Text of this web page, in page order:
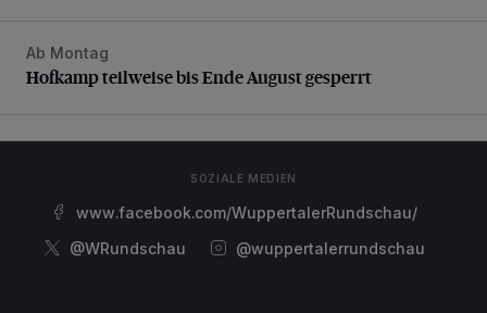
Hofkamp teilweise bis Ende August gesperrt
Ab Montag
Hofkamp teilweise bis Ende August gesperrt
SOZIALE MEDIEN
www.facebook.com/WuppertalerRundschau/
@WRundschau
@wuppertalerrundschau